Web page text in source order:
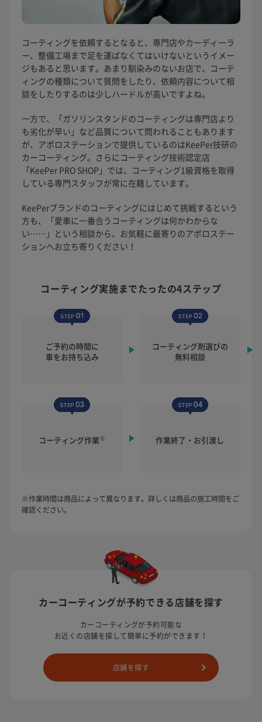
コーティングを依頼するとなると、専門店やカーディーラ
ー、整備工場まで足を運ばなくてはいけないというイメー
ジもあると思います。あまり馴染みのないお店で、コーテ
ィングの種類について質問をしたり、依頼内容について相
談をしたりするのは少しハードルが高いですよね。
一方で、「ガソリンスタンドのコーティングは専門店より
も劣化が早い」など品質について問われることもあります
が、アポロステーションで提供しているのはKeePer技研の
カーコーティング。さらにコーティング技術認定店
「KeePer PRO SHOP」では、コーティング1級資格を取得
している専門スタッフが常に在籍しています。
KeePerブランドのコーティングにはじめて挑戦するという
方も、「愛車に一番合うコーティングは何かわからな
い……」という相談から、お気軽に最寄りのアポロステー
ションへお立ち寄りください！
コーティング実施までたったの4ステップ
ご予約の時間に
車をお持ち込み
コーティング剤選びの
無料相談
コーティング作業※ 作業終了・お引渡し
※作業時間は商品によって異なります。詳しくは商品の施工時間をご
確認ください。
カーコーティングが予約できる店舗を探す
カーコーティングが予約可能な
お近くの店舗を探して簡単に予約ができます！
店舗を探す